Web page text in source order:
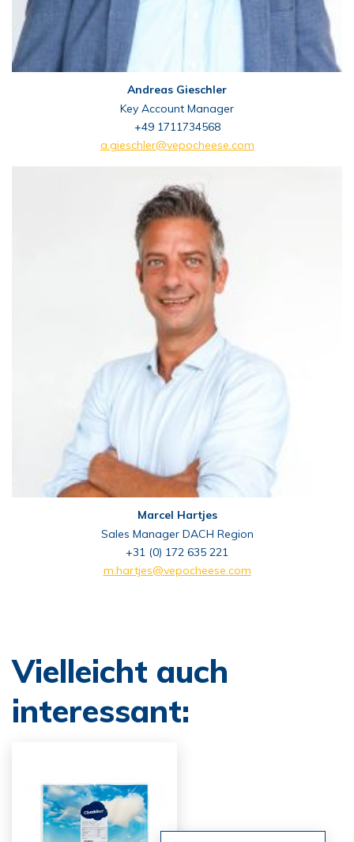
Andreas Gieschler
Key Account Manager
+49 1711734568
a.gieschler@vepocheese.com
Marcel Hartjes
Sales Manager DACH Region
+31 (0) 172 635 221
m.hartjes@vepocheese.com
Vielleicht auch
interessant: